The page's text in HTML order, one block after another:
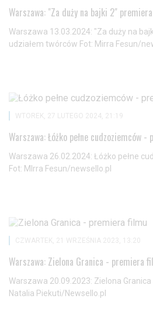
Warszawa: "Za duży na bajki 2"
Warszawa 13.03.2024: "Za duży na
udziałem twórców Fot: Mirra Fesun/
WTOREK, 27 LUTEGO 2024, 21:19
Warszawa: Łóżko pełne cudzoziemców -
Warszawa 26.02.2024: Łóżko pełne
Fot: MIrra Fesun/newsello.pl
CZWARTEK, 21 WRZEŚNIA 2023, 13:20
Warszawa: Zielona Granica - premiera
Warszawa 20.09.2023: Zielona
Natalia Piekuti/Newsello.pl